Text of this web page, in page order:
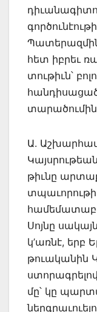
հետ իբրեւ
տութիւն՝
հանդիսացած
Ա.
թիւնը
Սոյնը
կ’առնէ, երբ
թուականին
մը՝ կը